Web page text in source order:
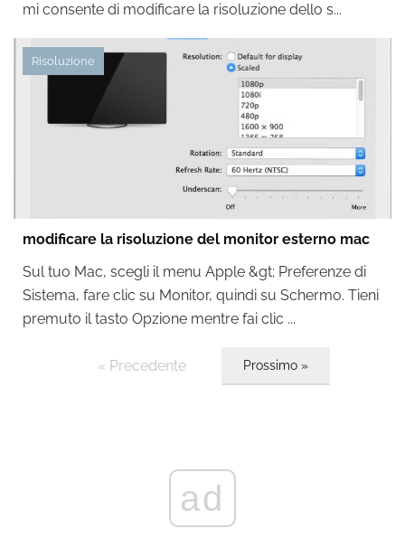
mi consente di modificare la risoluzione dello s...
Risoluzione
modificare la risoluzione del monitor esterno mac
Sul tuo Mac, scegli il menu Apple &gt; Preferenze di
Sistema, fare clic su Monitor, quindi su Schermo. Tieni
premuto il tasto Opzione mentre fai clic ...
« Precedente Prossimo »
ad